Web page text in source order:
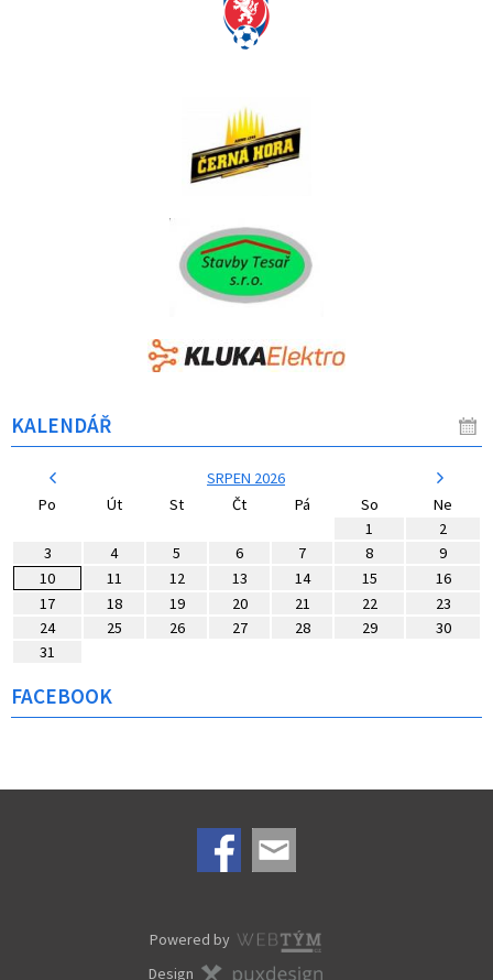
KALENDÁŘ
SRPEN 2026
Po
Út St Čt Pá So
Ne
1
2
3
4 5 6 7 8
9
10
11 12 13 14 15
16
17
18 19 20 21 22
23
24
25 26 27 28 29
30
31
FACEBOOK
Powered by
Design